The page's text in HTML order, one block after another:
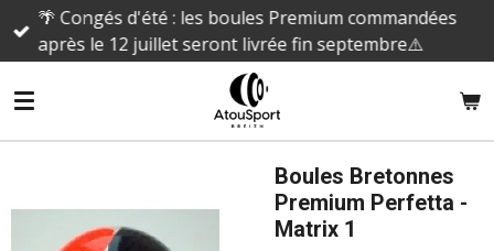
Passer
principal
🌴 Congés d'été : les boules Premium commandées
après le 12 juillet seront livrée fin septembre⚠️
Boules Bretonnes
Premium Perfetta -
Matrix 1